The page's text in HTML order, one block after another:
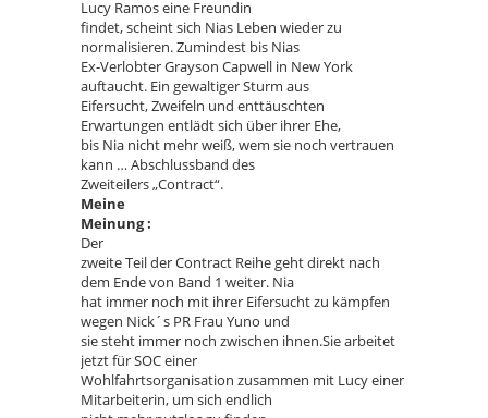
Lucy Ramos eine Freundin
findet, scheint sich Nias Leben wieder zu
normalisieren. Zumindest bis Nias
Ex-Verlobter Grayson Capwell in New York
auftaucht. Ein gewaltiger Sturm aus
Eifersucht, Zweifeln und enttäuschten
Erwartungen entlädt sich über ihrer Ehe,
bis Nia nicht mehr weiß, wem sie noch vertrauen
kann … Abschlussband des
Zweiteilers „Contract“.
Meine
Meinung :
Der
zweite Teil der Contract Reihe geht direkt nach
dem Ende von Band 1 weiter. Nia
hat immer noch mit ihrer Eifersucht zu kämpfen
wegen Nick´s PR Frau Yuno und
sie steht immer noch zwischen ihnen.Sie arbeitet
jetzt für SOC einer
Wohlfahrtsorganisation zusammen mit Lucy einer
Mitarbeiterin, um sich endlich